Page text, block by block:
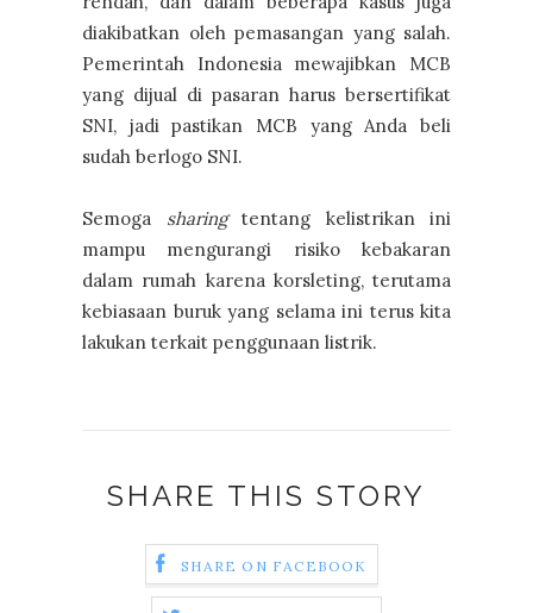
diakibatkan oleh pemasangan yang salah.
Pemerintah Indonesia mewajibkan MCB
yang dijual di pasaran harus bersertifikat
SNI, jadi pastikan MCB yang Anda beli
sudah berlogo SNI.
Semoga sharing tentang kelistrikan ini
mampu mengurangi risiko kebakaran
dalam rumah karena korsleting, terutama
kebiasaan buruk yang selama ini terus kita
lakukan terkait penggunaan listrik.
SHARE THIS STORY
SHARE ON FACEBOOK